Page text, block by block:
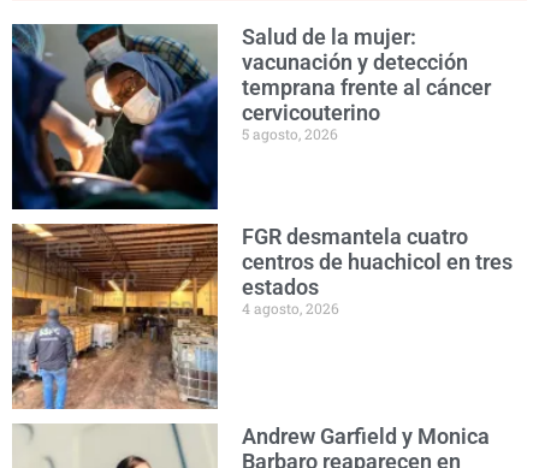
Salud de la mujer:
vacunación y detección
temprana frente al cáncer
cervicouterino
5 agosto, 2026
FGR desmantela cuatro
centros de huachicol en tres
estados
4 agosto, 2026
Andrew Garfield y Monica
Barbaro reaparecen en